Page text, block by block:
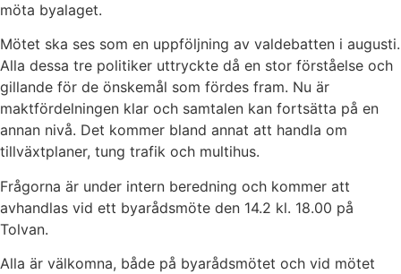
möta byalaget.
Mötet ska ses som en uppföljning av valdebatten i augusti.
Alla dessa tre politiker uttryckte då en stor förståelse och
gillande för de önskemål som fördes fram. Nu är
maktfördelningen klar och samtalen kan fortsätta på en
annan nivå. Det kommer bland annat att handla om
tillväxtplaner, tung trafik och multihus.
Frågorna är under intern beredning och kommer att
avhandlas vid ett byarådsmöte den 14.2 kl. 18.00 på
Tolvan.
Alla är välkomna, både på byarådsmötet och vid mötet